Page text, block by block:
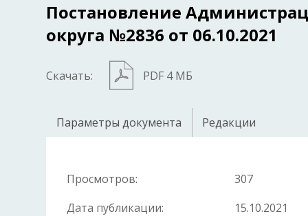
Постановление
округа №2836 от 06.10.2021
Скачать: PDF 4 МБ
Параметры документа Редакции
Просмотров:
307
Дата публикации:
15.10.2021